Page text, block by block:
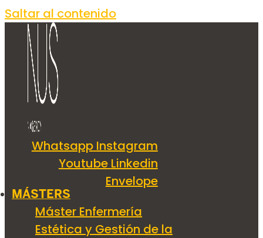
Saltar al contenido
Whatsapp Instagram
Youtube Linkedin
Envelope
MÁSTERS
Máster Enfermería
Estética y Gestión de la